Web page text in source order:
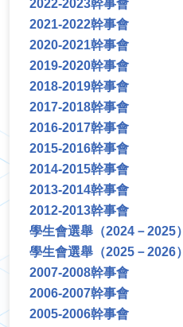
2022-2023幹事會
2021-2022幹事會
2020-2021幹事會
2019-2020幹事會
2018-2019幹事會
2017-2018幹事會
2016-2017幹事會
2015-2016幹事會
2014-2015幹事會
2013-2014幹事會
2012-2013幹事會
學生會選舉（2024－2025）
學生會選舉（2025－2026）
2007-2008幹事會
2006-2007幹事會
2005-2006幹事會